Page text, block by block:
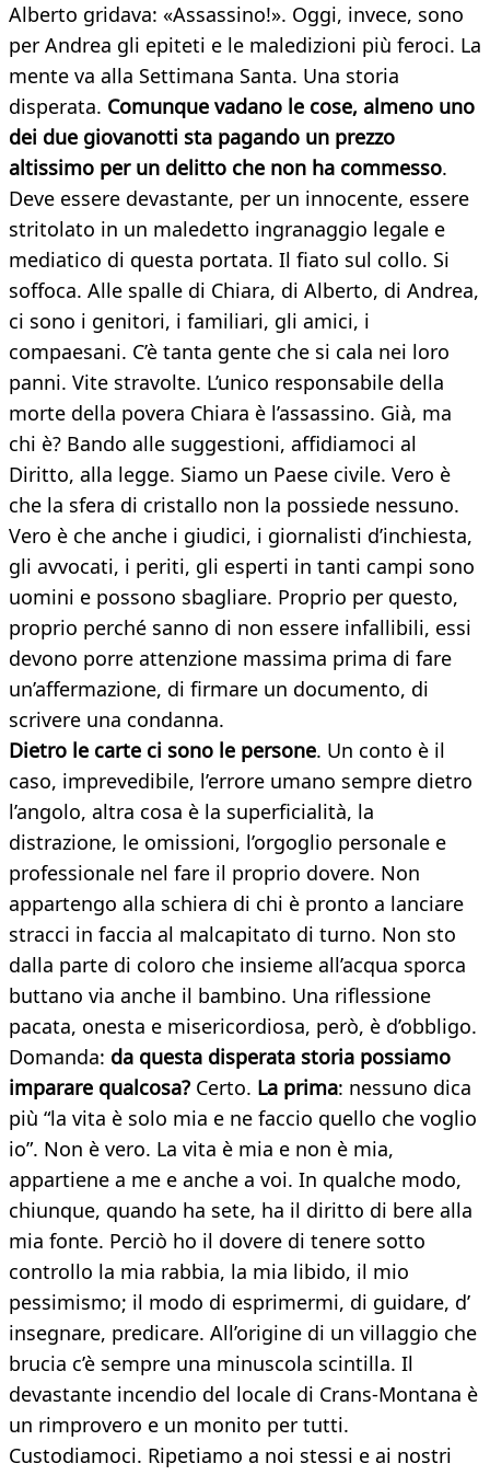
Alberto gridava: «Assassino!». Oggi, invece, sono
per Andrea gli epiteti e le maledizioni più feroci. La
mente va alla Settimana Santa. Una storia
disperata. Comunque vadano le cose, almeno uno
dei due giovanotti sta pagando un prezzo
altissimo per un delitto che non ha commesso.
Deve essere devastante, per un innocente, essere
stritolato in un maledetto ingranaggio legale e
mediatico di questa portata. Il fiato sul collo. Si
soffoca. Alle spalle di Chiara, di Alberto, di Andrea,
ci sono i genitori, i familiari, gli amici, i
compaesani. C’è tanta gente che si cala nei loro
panni. Vite stravolte. L’unico responsabile della
morte della povera Chiara è l’assassino. Già, ma
chi è? Bando alle suggestioni, affidiamoci al
Diritto, alla legge. Siamo un Paese civile. Vero è
che la sfera di cristallo non la possiede nessuno.
Vero è che anche i giudici, i giornalisti d’inchiesta,
gli avvocati, i periti, gli esperti in tanti campi sono
uomini e possono sbagliare. Proprio per questo,
proprio perché sanno di non essere infallibili, essi
devono porre attenzione massima prima di fare
un’affermazione, di firmare un documento, di
scrivere una condanna.
Dietro le carte ci sono le persone. Un conto è il
caso, imprevedibile, l’errore umano sempre dietro
l’angolo, altra cosa è la superficialità, la
distrazione, le omissioni, l’orgoglio personale e
professionale nel fare il proprio dovere. Non
appartengo alla schiera di chi è pronto a lanciare
stracci in faccia al malcapitato di turno. Non sto
dalla parte di coloro che insieme all’acqua sporca
buttano via anche il bambino. Una riflessione
pacata, onesta e misericordiosa, però, è d’obbligo.
Domanda: da questa disperata storia possiamo
imparare qualcosa? Certo. La prima: nessuno dica
più “la vita è solo mia e ne faccio quello che voglio
io”. Non è vero. La vita è mia e non è mia,
appartiene a me e anche a voi. In qualche modo,
chiunque, quando ha sete, ha il diritto di bere alla
mia fonte. Perciò ho il dovere di tenere sotto
controllo la mia rabbia, la mia libido, il mio
pessimismo; il modo di esprimermi, di guidare, d’
insegnare, predicare. All’origine di un villaggio che
brucia c’è sempre una minuscola scintilla. Il
devastante incendio del locale di Crans-Montana è
un rimprovero e un monito per tutti.
Custodiamoci. Ripetiamo a noi stessi e ai nostri